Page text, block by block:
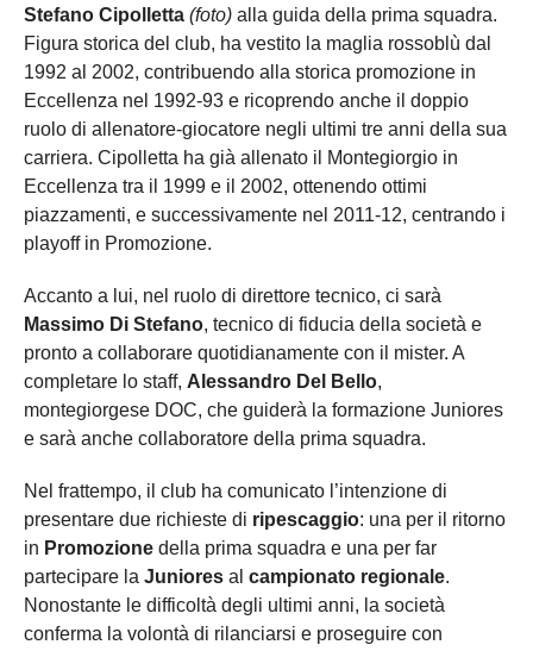
Stefano Cipolletta (foto) alla guida della prima squadra.
Figura storica del club, ha vestito la maglia rossoblù dal
1992 al 2002, contribuendo alla storica promozione in
Eccellenza nel 1992-93 e ricoprendo anche il doppio
ruolo di allenatore-giocatore negli ultimi tre anni della sua
carriera. Cipolletta ha già allenato il Montegiorgio in
Eccellenza tra il 1999 e il 2002, ottenendo ottimi
piazzamenti, e successivamente nel 2011-12, centrando i
playoff in Promozione.
Accanto a lui, nel ruolo di direttore tecnico, ci sarà
Massimo Di Stefano, tecnico di fiducia della società e
pronto a collaborare quotidianamente con il mister. A
completare lo staff, Alessandro Del Bello,
montegiorgese DOC, che guiderà la formazione Juniores
e sarà anche collaboratore della prima squadra.
Nel frattempo, il club ha comunicato l’intenzione di
presentare due richieste di ripescaggio: una per il ritorno
in Promozione della prima squadra e una per far
partecipare la Juniores al campionato regionale.
Nonostante le difficoltà degli ultimi anni, la società
conferma la volontà di rilanciarsi e proseguire con